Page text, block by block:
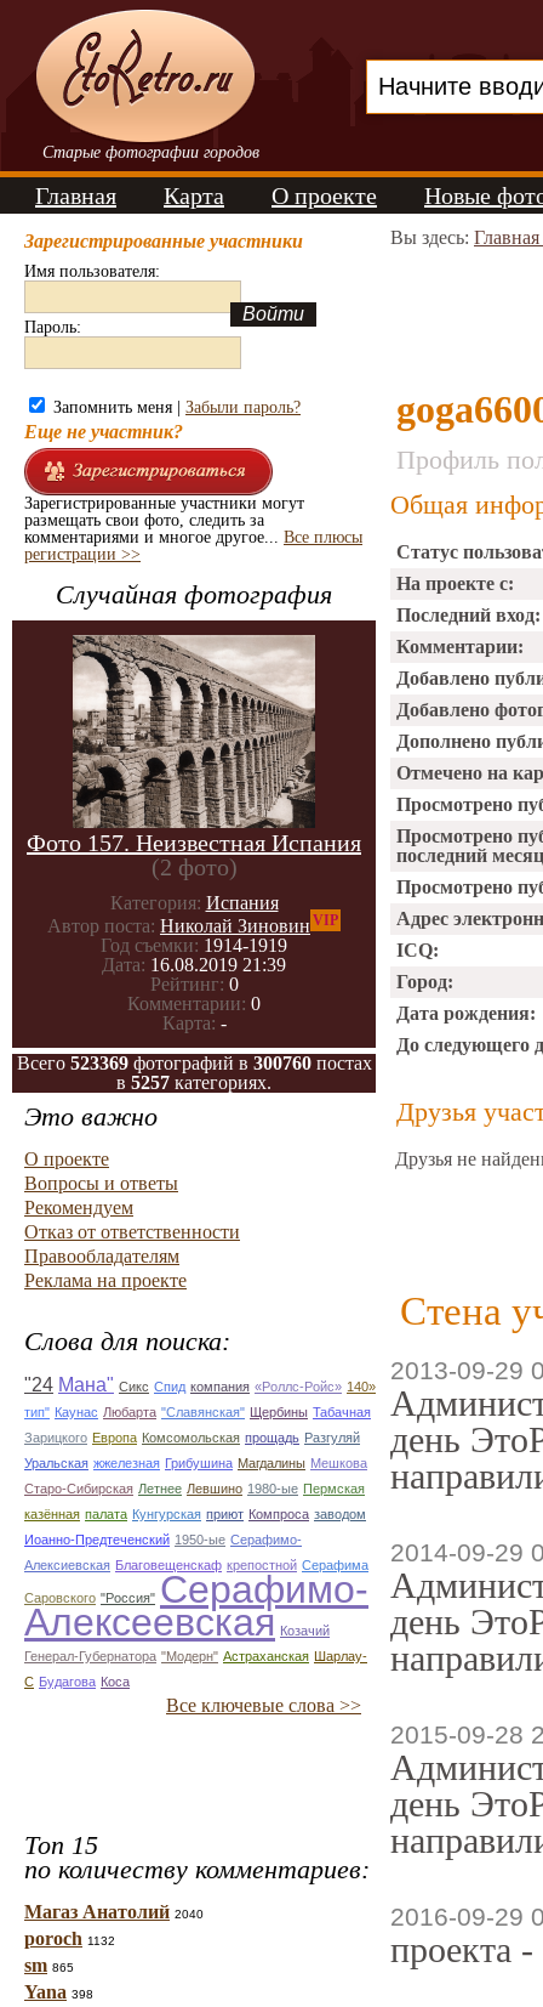
Старые фотографии городов
Главная Карта О проекте Новые
Зарегистрированные участники
Имя пользователя:
Пароль:
Запомнить меня | Забыли пароль?
Еще не участник?
Зарегистрированные участники могут
размещать свои фото, следить за
комментариями и многое другое... Все плюсы
регистрации >>
Случайная фотография
Фото 157. Неизвестная Испания
(2 фото)
Категория: Испания
Автор поста: Николай Зиновин VIP
Год съемки: 1914-1919
Дата: 16.08.2019 21:39
Рейтинг: 0
Комментарии: 0
Карта: -
Всего 523369фотографий в 300760постах
в 5257 категориях.
Это важно
О проекте
Вопросы и ответы
Рекомендуем
Отказ от ответственности
Правообладателям
Реклама на проекте
Слова для поиска:
"24 Мана" Сикс Спид компания «Роллс-Ройс» 140»
тип" Каунас Любарта "Славянская" Щербины Табачная
Зарицкого Европа Комсомольская прощадь Разгуляй
Уральская жжелезная Грибушина Магдалины Мешкова
Старо-Сибирская Летнее Левшино 1980-ые Пермская
казённая палата Кунгурская приют Компроса заводом
Иоанно-Предтеченский 1950-ые Серафимо-
Алексиевская Благовещенскаф крепостной Серафима
Саровского "Россия" Серафимо-
Алексеевская Козачий
Генерал-Губернатора "Модерн" Астраханская Шарлау-
С Будагова Коса
Все ключевые слова >>
Топ 15
по количеству комментариев:
Магаз Анатолий 2040
poroch 1132
sm 865
Yana 398
Вы здесь:
Профиль
Общая
Статус
На проекте с:
Последний вход:
Комментарии:
Добавлено
Добавлено
Дополнено
Отмечено на
Просмотрено
Просмотрено
последний
Просмотрено
Адрес
ICQ:
Город:
Дата рождения:
До следующего
Друзья
Друзья не
Стена
2013-09-29
день
2014-09-29
день
2015-09-28
день
2016-09-29
проекта